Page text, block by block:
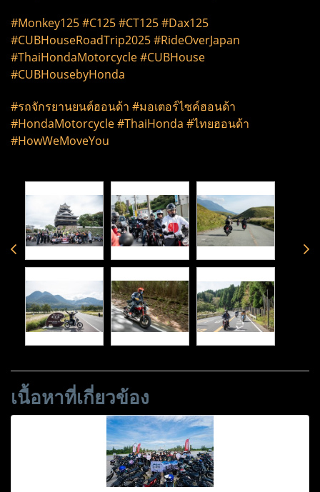
#Monkey125 #C125 #CT125 #Dax125
#CUBHouseRoadTrip2025 #RideOverJapan
#ThaiHondaMotorcycle #CUBHouse
#CUBHousebyHonda
#รถจักรยานยนต์ฮอนด้า #มอเตอร์ไซค์ฮอนด้า
#HondaMotorcycle #ThaiHonda #ไทยฮอนด้า
#HowWeMoveYou
เนื้อหาที่เกี่ยวข้อง